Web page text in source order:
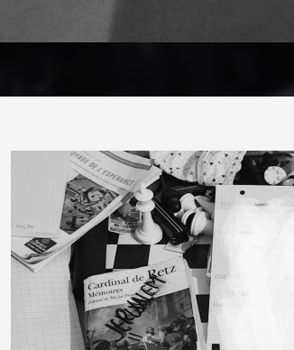
Précédent